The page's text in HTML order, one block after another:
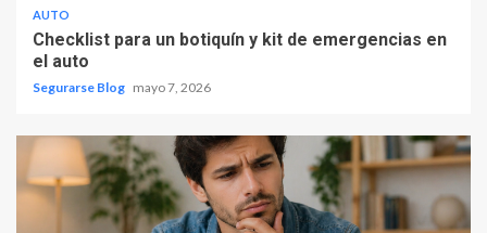
AUTO
Checklist para un botiquín y kit de emergencias en
el auto
Segurarse Blog mayo 7, 2026